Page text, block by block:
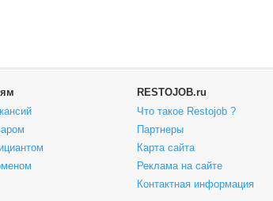
RESTOJOB.ru
Что такое Restojob ?
Партнеры
Карта сайта
Реклама на сайте
Контактная информация